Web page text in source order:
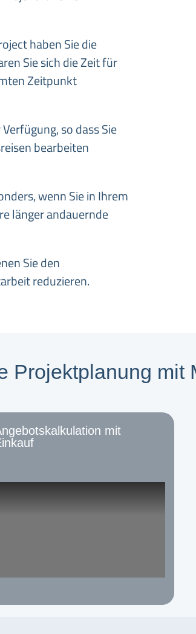
haben Sie die
Sie sich die Zeit für
Zeitpunkt
so dass Sie
bearbeiten
wenn Sie in Ihrem
länger andauernde
Sie den
reduzieren.
Projektplanung mit
mit